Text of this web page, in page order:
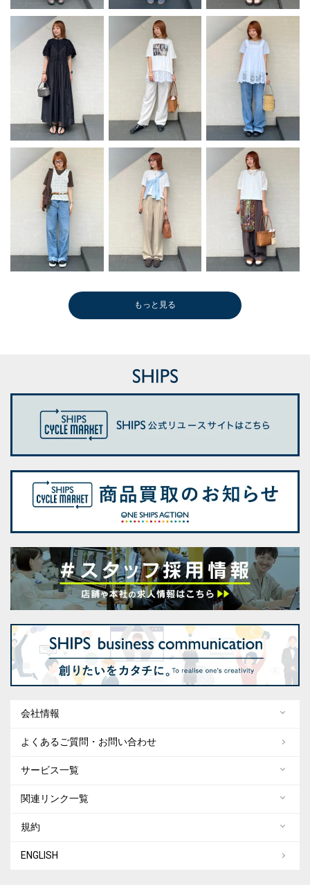
もっと見る
会社情報
よくあるご質問・お問い合わせ
サービス一覧
関連リンク一覧
規約
ENGLISH